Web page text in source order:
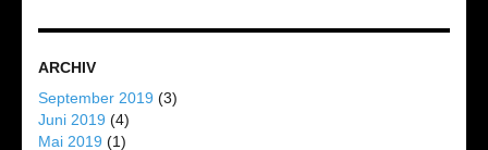
ARCHIV
September 2019 (3)
Juni 2019 (4)
Mai 2019 (1)